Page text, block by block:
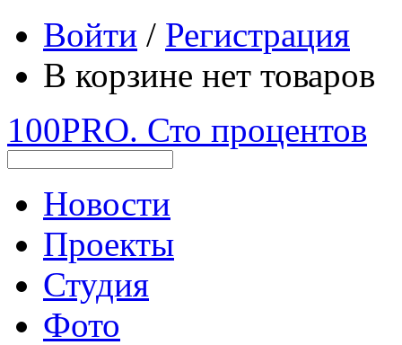
Войти / Регистрация
В корзине нет товаров
100PRO. Сто процентов
Новости
Проекты
Студия
Фото